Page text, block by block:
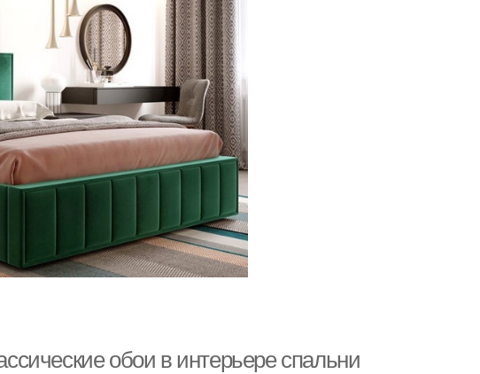
обои в интерьере спальни